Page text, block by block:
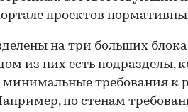
проектов
на три больших
из них есть подразделы,
требования к
по стенам